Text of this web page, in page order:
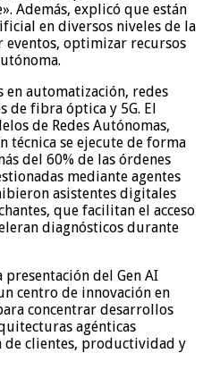
Además, explicó que están
en diversos niveles de la
optimizar recursos
en automatización, redes
de fibra óptica y 5G. El
de Redes Autónomas,
técnica se ejecute de forma
del 60% de las órdenes
mediante agentes
asistentes digitales
que facilitan el acceso
diagnósticos durante
del Gen AI
centro de innovación en
concentrar desarrollos
agénticas
de clientes, productividad y